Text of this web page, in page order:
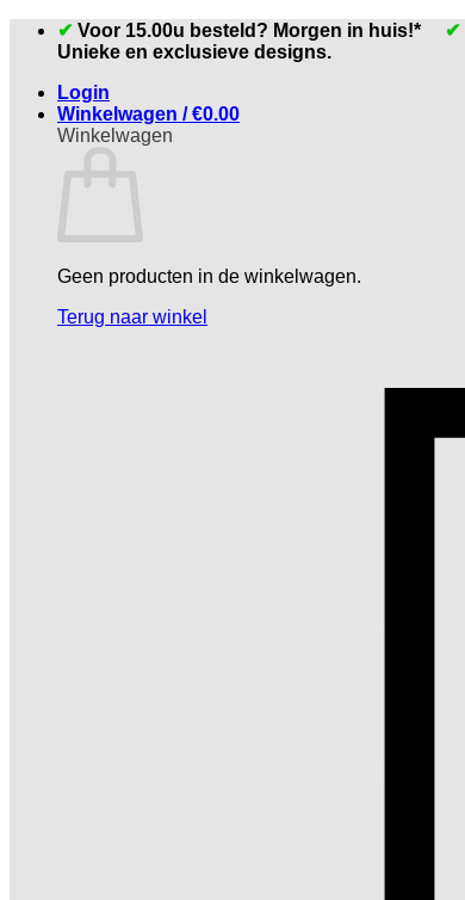
✔ Voor 15.00u besteld? Morgen in huis!* ✔
Unieke en exclusieve designs.
Login
Winkelwagen /€0.00
Winkelwagen
Geen producten in de winkelwagen.
Terug naar winkel